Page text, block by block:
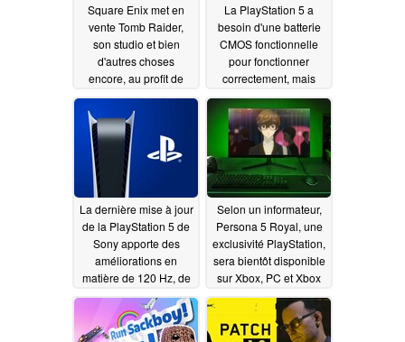
Square Enix met en
vente Tomb Raider,
son studio et bien
d'autres choses
encore, au profit de
nouveaux projets de
blockchain
La PlayStation 5 a
besoin d'une batterie
CMOS fonctionnelle
pour fonctionner
correctement, mais
Sony a également fait
en sorte que la cellule
3V soit une mission à
remplacer04/21/2021
La dernière mise à jour
de la PlayStation 5 de
Sony apporte des
améliorations en
matière de 120 Hz, de
HDMI et de HDR
04/16/2021
Selon un informateur,
Persona 5 Royal, une
exclusivité PlayStation,
sera bientôt disponible
sur Xbox, PC et Xbox
Game Pass04/13/2021